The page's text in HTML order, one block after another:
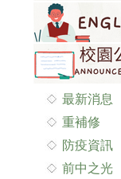
最新消息
重補修
防疫資訊
前中之光